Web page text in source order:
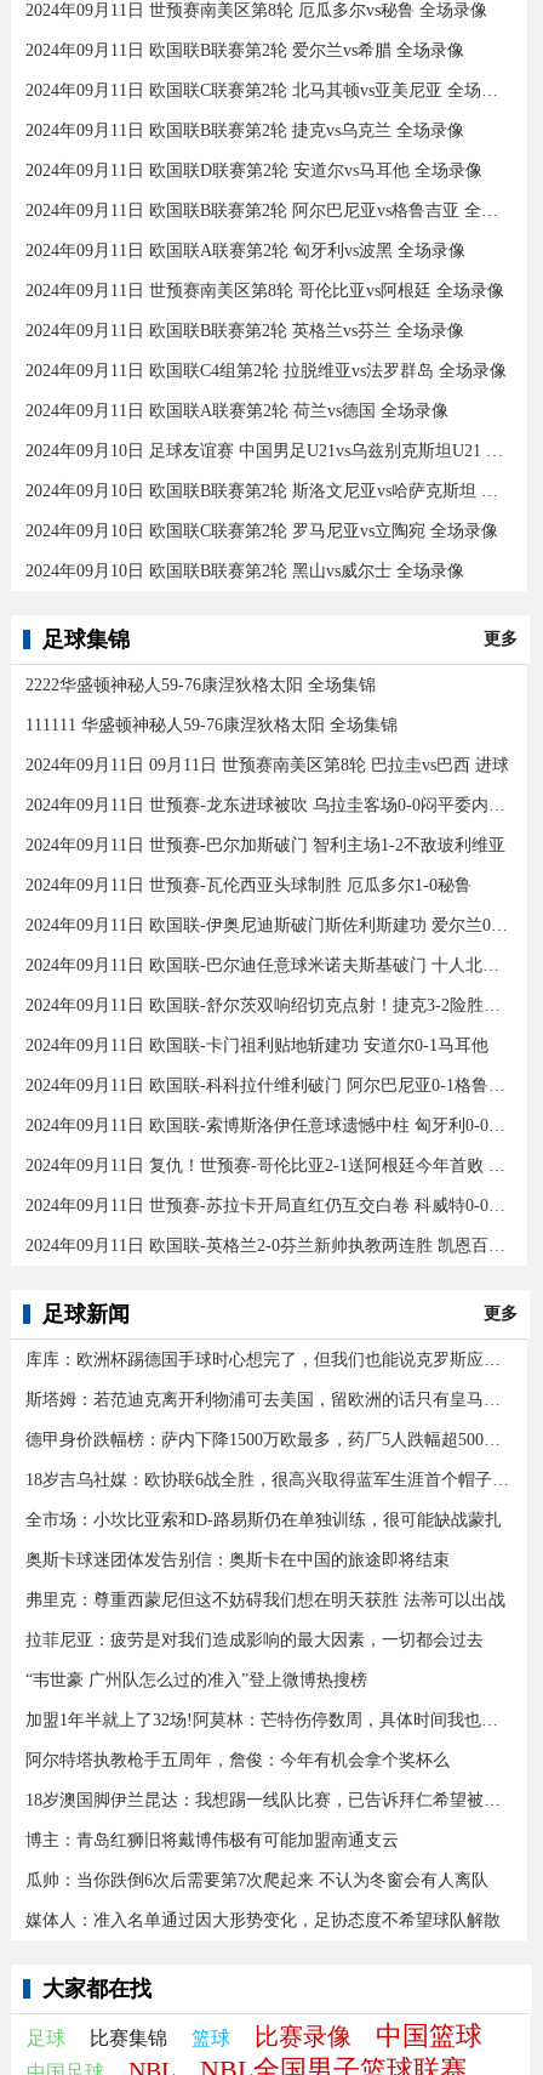
2024年09月11日 世预赛南美区第8轮 厄瓜多尔vs秘鲁 全场录像
2024年09月11日 欧国联B联赛第2轮 爱尔兰vs希腊 全场录像
2024年09月11日 欧国联C联赛第2轮 北马其顿vs亚美尼亚 全场录像
2024年09月11日 欧国联B联赛第2轮 捷克vs乌克兰 全场录像
2024年09月11日 欧国联D联赛第2轮 安道尔vs马耳他 全场录像
2024年09月11日 欧国联B联赛第2轮 阿尔巴尼亚vs格鲁吉亚 全场录像
2024年09月11日 欧国联A联赛第2轮 匈牙利vs波黑 全场录像
2024年09月11日 世预赛南美区第8轮 哥伦比亚vs阿根廷 全场录像
2024年09月11日 欧国联B联赛第2轮 英格兰vs芬兰 全场录像
2024年09月11日 欧国联C4组第2轮 拉脱维亚vs法罗群岛 全场录像
2024年09月11日 欧国联A联赛第2轮 荷兰vs德国 全场录像
2024年09月10日 足球友谊赛 中国男足U21vs乌兹别克斯坦U21 全场录像
2024年09月10日 欧国联B联赛第2轮 斯洛文尼亚vs哈萨克斯坦 全场录像
2024年09月10日 欧国联C联赛第2轮 罗马尼亚vs立陶宛 全场录像
2024年09月10日 欧国联B联赛第2轮 黑山vs威尔士 全场录像
足球集锦 更多
2222华盛顿神秘人59-76康涅狄格太阳 全场集锦
111111 华盛顿神秘人59-76康涅狄格太阳 全场集锦
2024年09月11日 09月11日 世预赛南美区第8轮 巴拉圭vs巴西 进球
2024年09月11日 世预赛-龙东进球被吹 乌拉圭客场0-0闷平委内瑞拉
2024年09月11日 世预赛-巴尔加斯破门 智利主场1-2不敌玻利维亚
2024年09月11日 世预赛-瓦伦西亚头球制胜 厄瓜多尔1-0秘鲁
2024年09月11日 欧国联-伊奥尼迪斯破门斯佐利斯建功 爱尔兰0-2希腊
2024年09月11日 欧国联-巴尔迪任意球米诺夫斯基破门 十人北马其顿2-0亚美尼亚
2024年09月11日 欧国联-舒尔茨双响绍切克点射！捷克3-2险胜乌克兰
2024年09月11日 欧国联-卡门祖利贴地斩建功 安道尔0-1马耳他
2024年09月11日 欧国联-科科拉什维利破门 阿尔巴尼亚0-1格鲁吉亚
2024年09月11日 欧国联-索博斯洛伊任意球遗憾中柱 匈牙利0-0战平波黑
2024年09月11日 复仇！世预赛-哥伦比亚2-1送阿根廷今年首败 J罗传射奥塔门迪送点
2024年09月11日 世预赛-苏拉卡开局直红仍互交白卷 科威特0-0伊拉克
2024年09月11日 欧国联-英格兰2-0芬兰新帅执教两连胜 凯恩百场里程碑双响
足球新闻 更多
库库：欧洲杯踢德国手球时心想完了，但我们也能说克罗斯应被罚下
斯塔姆：若范迪克离开利物浦可去美国，留欧洲的话只有皇马可行
德甲身价跌幅榜：萨内下降1500万欧最多，药厂5人跌幅超500万欧
18岁吉乌社媒：欧协联6战全胜，很高兴取得蓝军生涯首个帽子戏法
全市场：小坎比亚索和D-路易斯仍在单独训练，很可能缺战蒙扎
奥斯卡球迷团体发告别信：奥斯卡在中国的旅途即将结束
弗里克：尊重西蒙尼但这不妨碍我们想在明天获胜 法蒂可以出战
拉菲尼亚：疲劳是对我们造成影响的最大因素，一切都会过去
“韦世豪 广州队怎么过的准入”登上微博热搜榜
加盟1年半就上了32场!阿莫林：芒特伤停数周，具体时间我也不知道
阿尔特塔执教枪手五周年，詹俊：今年有机会拿个奖杯么 ​​​
18岁澳国脚伊兰昆达：我想踢一线队比赛，已告诉拜仁希望被外租
博主：青岛红狮旧将戴博伟极有可能加盟南通支云
瓜帅：当你跌倒6次后需要第7次爬起来 不认为冬窗会有人离队
媒体人：准入名单通过因大形势变化，足协态度不希望球队解散
大家都在找
足球 比赛集锦 篮球 比赛录像 中国篮球